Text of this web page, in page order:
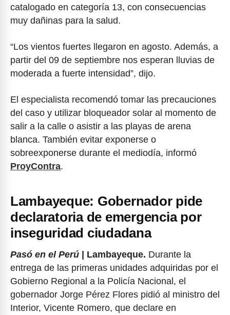
catalogado en categoría 13, con consecuencias
muy dañinas para la salud.
“Los vientos fuertes llegaron en agosto. Además, a
partir del 09 de septiembre nos esperan lluvias de
moderada a fuerte intensidad”, dijo.
El especialista recomendó tomar las precauciones
del caso y utilizar bloqueador solar al momento de
salir a la calle o asistir a las playas de arena
blanca. También evitar exponerse o
sobreexponerse durante el mediodía, informó
ProyContra.
Lambayeque: Gobernador pide
declaratoria de emergencia por
inseguridad ciudadana
Pasó en el Perú | Lambayeque. Durante la
entrega de las primeras unidades adquiridas por el
Gobierno Regional a la Policía Nacional, el
gobernador Jorge Pérez Flores pidió al ministro del
Interior, Vicente Romero, que declare en